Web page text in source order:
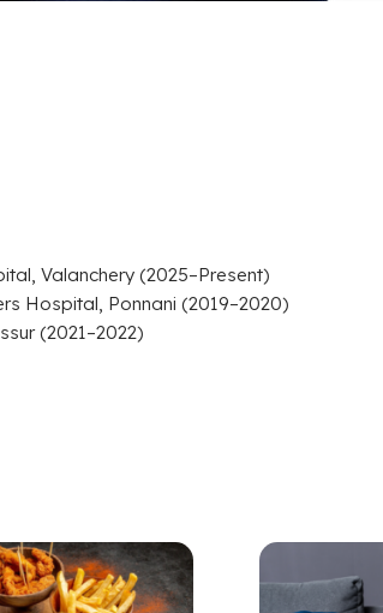
Valanchery (2025–Present)
Hospital, Ponnani (2019–2020)
(2021–2022)